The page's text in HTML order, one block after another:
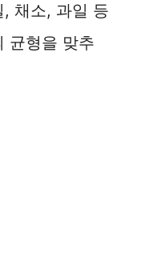
채소, 과일 등
균형을 맞추